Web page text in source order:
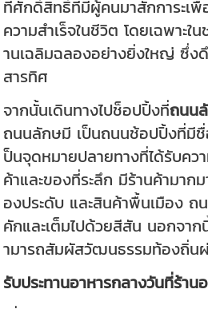
ที่ศักดิ์สิทธิ์ที่มีผู้คนมาสักการะเ
ความสำเร็จในชีวิต โดยเฉพาะ
านเฉลิมฉลองอย่างยิ่งใหญ่ ซึ่ง
สารทิศ
จากนั้นเดินทางไปช็อปปิ้งที่ถนน
ถนนลักษมี เป็นถนนช้อปปิ้งที่มีชื่
ป็นจุดหมายปลายทางที่ได้รับคว
ค้าและของที่ระลึก มีร้านค้ามาก
องประดับ และสินค้าพื้นเมือง
คักและเต็มไปด้วยสีสัน นอกจา
ามารถสัมผัสวัฒนธรรมท้องถิ่น
รับประทานอาหารกลางวันที่ร้าน